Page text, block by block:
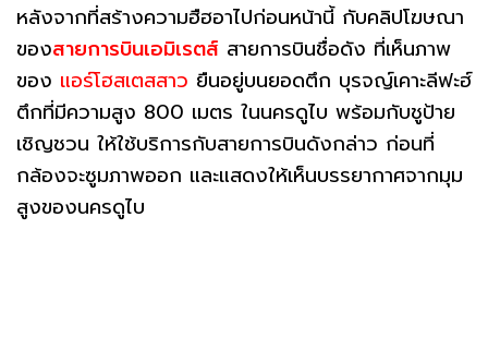
หลังจากที่สร้างความฮืฮอาไปก่อนหน้านี้ กับคลิปโฆษณา
ของสายการบินเอมิเรตส์ สายการบินชื่อดัง ที่เห็นภาพ
ของ แอร์โฮสเตสสาว ยืนอยู่บนยอดตึก บุรจญ์เคาะลีฟะฮ์
ตึกที่มีความสูง 800 เมตร ในนครดูไบ พร้อมกับชูป้าย
เชิญชวน ให้ใช้บริการกับสายการบินดังกล่าว ก่อนที่
กล้องจะซูมภาพออก และแสดงให้เห็นบรรยากาศจากมุม
สูงของนครดูไบ